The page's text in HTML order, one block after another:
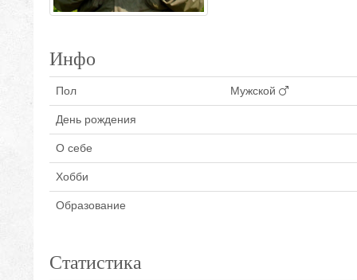
Инфо
Пол Мужской
День рождения
О себе
Хобби
Образование
Статистика